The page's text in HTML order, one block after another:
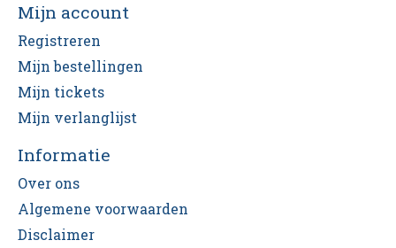
Mijn account
Registreren
Mijn bestellingen
Mijn tickets
Mijn verlanglijst
Informatie
Over ons
Algemene voorwaarden
Disclaimer